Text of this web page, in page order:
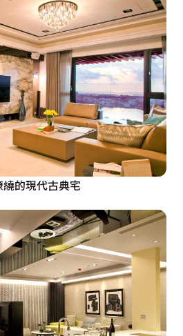
的現代古典宅